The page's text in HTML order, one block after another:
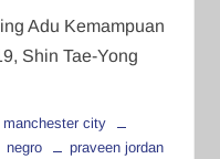
Adu Kemampuan
Shin Tae-Yong
manchester city
negro
praveen jordan